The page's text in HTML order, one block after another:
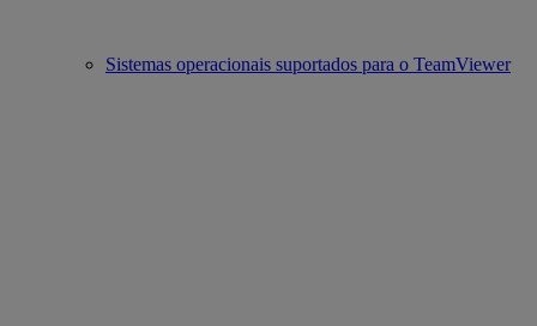
Sistemas operacionais suportados para o TeamViewer